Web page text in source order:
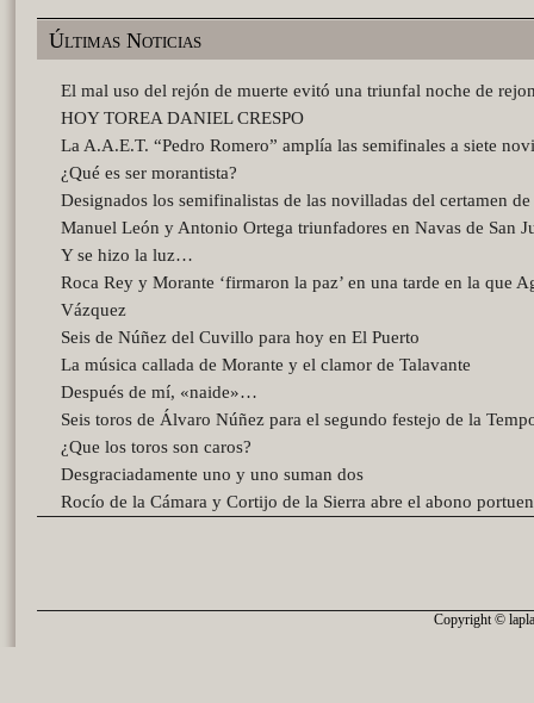
Últimas Noticias
El mal uso del rejón de muerte evitó una triunfal noche de
HOY TOREA DANIEL CRESPO
La A.A.E.T. “Pedro Romero” amplía las semifinales a siete
¿Qué es ser morantista?
Designados los semifinalistas de las novilladas del certamen
Manuel León y Antonio Ortega triunfadores en Navas de San
Y se hizo la luz…
Roca Rey y Morante ‘firmaron la paz’ en una tarde en la que
Vázquez
Seis de Núñez del Cuvillo para hoy en El Puerto
La música callada de Morante y el clamor de Talavante
Después de mí, «naide»…
Seis toros de Álvaro Núñez para el segundo festejo de la
¿Que los toros son caros?
Desgraciadamente uno y uno suman dos
Rocío de la Cámara y Cortijo de la Sierra abre el abono
Copyright ©